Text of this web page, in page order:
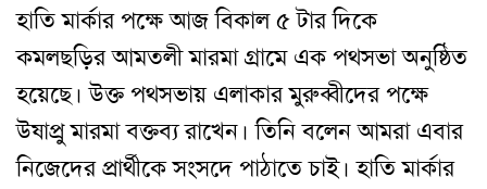
হাতি মার্কার পক্ষে আজ বিকাল ৫ টার দিকে
কমলছড়ির আমতলী মারমা গ্রামে এক পথসভা অনুষ্ঠিত
হয়েছে। উক্ত পথসভায় এলাকার মুরুব্বীদের পক্ষে
উষাপ্রু মারমা বক্তব্য রাখেন। তিনি বলেন আমরা এবার
নিজেদের প্রার্থীকে সংসদে পাঠাতে চাই। হাতি মার্কার